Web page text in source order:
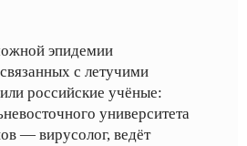
эпидемии
с летучими
российские учёные:
университета
— вирусолог, ведёт